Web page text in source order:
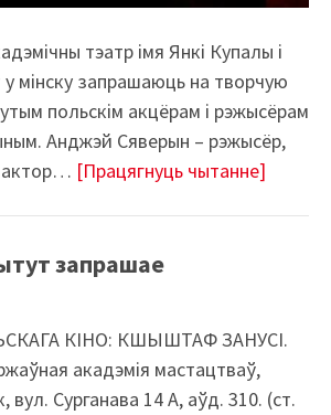
тэатр імя Янкі Купалы і
у мінску запрашаюць на творчую
польскім акцёрам і рэжысёрам
Анджэй Сяверын – рэжысёр,
актор… [Працягнуць чытанне]
запрашае
КІНО: КШЫШТАФ ЗАНУСІ.
акадэмія мастацтваў,
вул. Сурганава 14 А, аўд. 310. (ст.